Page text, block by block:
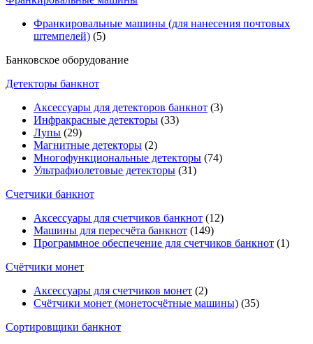
Франкировальные машины (для нанесения почтовых
штемпелей) (5)
Банковское оборудование
Детекторы банкнот
Аксессуары для детекторов банкнот (3)
Инфракрасные детекторы (33)
Лупы (29)
Магнитные детекторы (2)
Многофункциональные детекторы (74)
Ультрафиолетовые детекторы (31)
Счетчики банкнот
Аксессуары для счетчиков банкнот (12)
Машины для пересчёта банкнот (149)
Программное обеспечение для счетчиков банкнот (1)
Счётчики монет
Аксессуары для счетчиков монет (2)
Счётчики монет (монетосчётные машины) (35)
Cортировщики банкнот